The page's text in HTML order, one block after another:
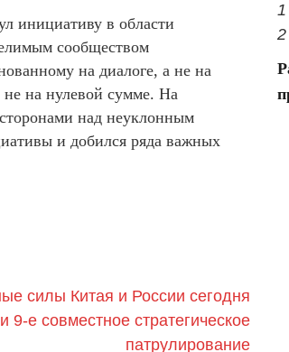
инициативу в области
сообществом
на диалоге, а не на
не на нулевой сумме. На
над неуклонным
и добился ряда важных
силы Китая и России сегодня
9-е совместное стратегическое
патрулирование